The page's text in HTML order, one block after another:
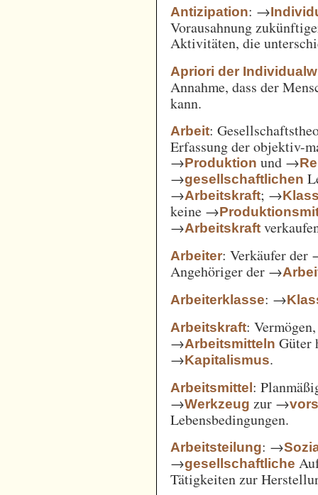
Antizipation: →
Vorausahnung
Aktivitäten, die
Apriori der
Annahme, dass der
kann.
Arbeit:
Erfassung der objektiv-
→Produktion und →
→gesellschaftlichen
→Arbeitskraft; →
keine →
→Arbeitskraft
Arbeiter: Verkäufer der
Angehöriger der →
Arbeiterklasse: →
Arbeitskraft:
→Arbeitsmitteln Güter
→Kapitalismus.
Arbeitsmittel:
→Werkzeug zur →
Lebensbedingungen.
Arbeitsteilung: →
→gesellschaftliche
Tätigkeiten zur